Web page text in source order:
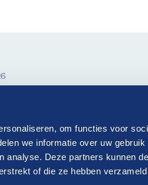
om functies voor
we informatie over uw gebruik
analyse. Deze partners kunnen
of die ze hebben